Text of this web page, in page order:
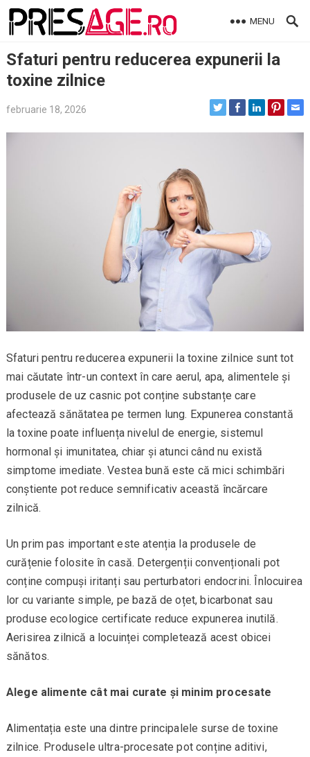
Skip
MENU
Sfaturi pentru reducerea expunerii la
toxine zilnice
februarie 18, 2026
Sfaturi pentru reducerea expunerii la toxine zilnice sunt tot
mai căutate într-un context în care aerul, apa, alimentele și
produsele de uz casnic pot conține substanțe care
afectează sănătatea pe termen lung. Expunerea constantă
la toxine poate influența nivelul de energie, sistemul
hormonal și imunitatea, chiar și atunci când nu există
simptome imediate. Vestea bună este că mici schimbări
conștiente pot reduce semnificativ această încărcare
zilnică.
Un prim pas important este atenția la produsele de
curățenie folosite în casă. Detergenții convenționali pot
conține compuși iritanți sau perturbatori endocrini. Înlocuirea
lor cu variante simple, pe bază de oțet, bicarbonat sau
produse ecologice certificate reduce expunerea inutilă.
Aerisirea zilnică a locuinței completează acest obicei
sănătos.
Alege alimente cât mai curate și minim procesate
Alimentația este una dintre principalele surse de toxine
zilnice. Produsele ultra-procesate pot conține aditivi,